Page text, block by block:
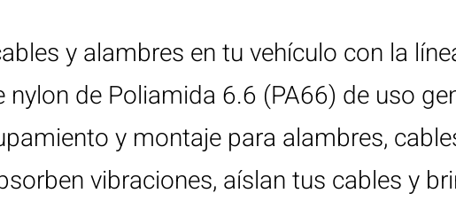
y alambres en tu vehículo con la
de Poliamida 6.6 (PA66) de uso
y montaje para alambres,
vibraciones, aíslan tus cables y